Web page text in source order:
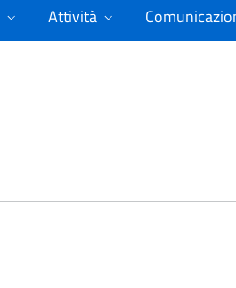
Attività